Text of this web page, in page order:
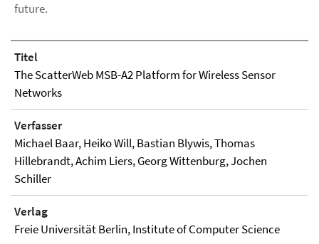
future.
Titel
The ScatterWeb MSB-A2 Platform for Wireless Sensor
Networks
Verfasser
Michael Baar, Heiko Will, Bastian Blywis, Thomas
Hillebrandt, Achim Liers, Georg Wittenburg, Jochen
Schiller
Verlag
Freie Universität Berlin, Institute of Computer Science